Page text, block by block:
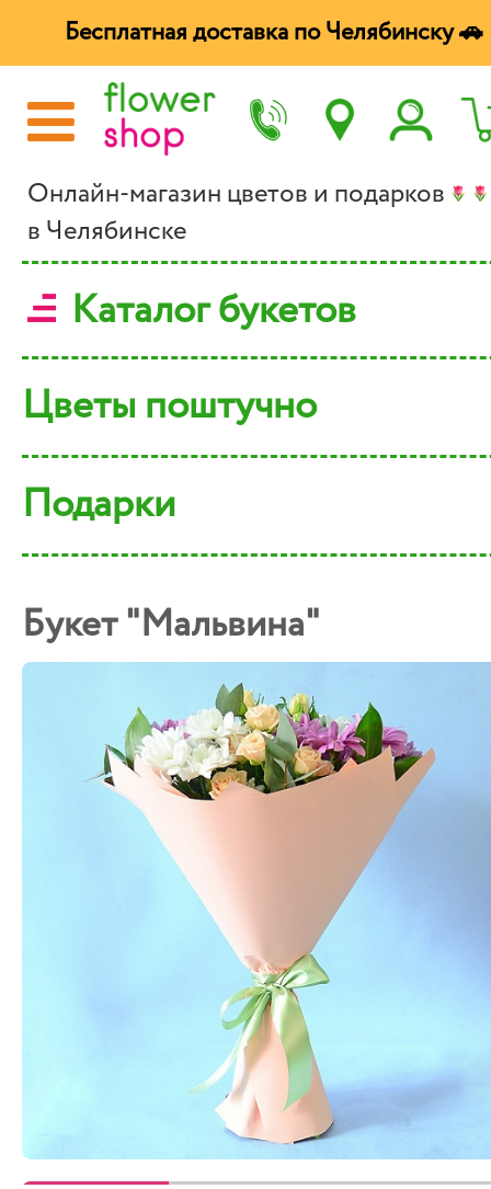
Бесплатная доставка по Челябинску 🚗
Онлайн-магазин цветов и подарков
в Челябинске
Каталог букетов
Цветы поштучно
Подарки
Букет "Мальвина"